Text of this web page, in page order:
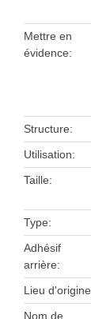
Mettre en
évidence
Structure
Utilisation
Taille
Type
Adhésif
arrière
Lieu d'origine
Nom de